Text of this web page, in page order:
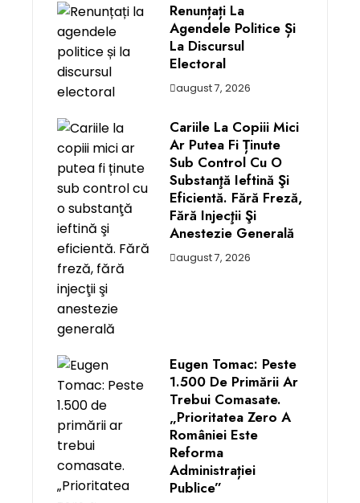
Renunțați La
Agendele Politice Și
La Discursul
Electoral
august 7, 2026
Cariile La Copiii Mici
Ar Putea Fi Ținute
Sub Control Cu O
Substanţă Ieftină Şi
Eficientă. Fără Freză,
Fără Injecţii Şi
Anestezie Generală
august 7, 2026
Eugen Tomac: Peste
1.500 De Primării Ar
Trebui Comasate.
„Prioritatea Zero A
României Este
Reforma
Administrației
Publice”